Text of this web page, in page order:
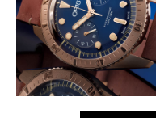
伝説のダイバーへのオマージュ
ORIS
カール・ブラシア クロノ
フ リミテッドエディション